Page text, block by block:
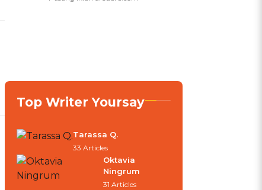
Top Writer Yoursay
Tarassa Q.
33 Articles
Oktavia
Ningrum
31 Articles